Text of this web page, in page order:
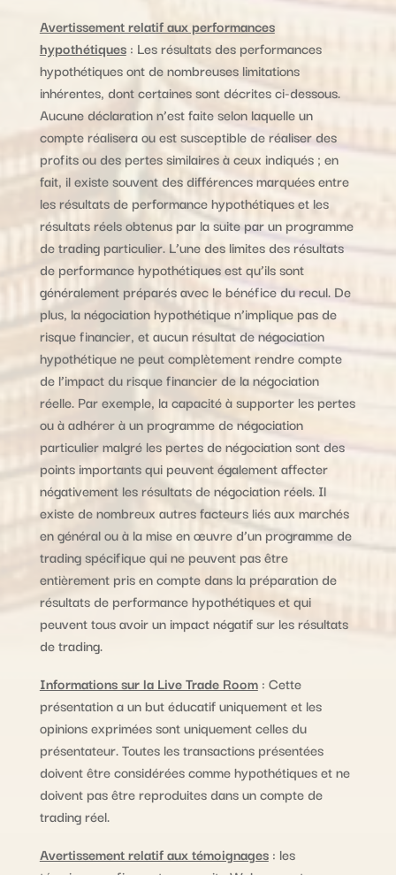
Avertissement relatif aux performances
hypothétiques: Les résultats des performances
hypothétiques ont de nombreuses limitations
inhérentes, dont certaines sont décrites ci-dessous.
Aucune déclaration n’est faite selon laquelle un
compte réalisera ou est susceptible de réaliser des
profits ou des pertes similaires à ceux indiqués ; en
fait, il existe souvent des différences marquées entre
les résultats de performance hypothétiques et les
résultats réels obtenus par la suite par un programme
de trading particulier. L’une des limites des résultats
de performance hypothétiques est qu’ils sont
généralement préparés avec le bénéfice du recul. De
plus, la négociation hypothétique n’implique pas de
risque financier, et aucun résultat de négociation
hypothétique ne peut complètement rendre compte
de l’impact du risque financier de la négociation
réelle. Par exemple, la capacité à supporter les pertes
ou à adhérer à un programme de négociation
particulier malgré les pertes de négociation sont des
points importants qui peuvent également affecter
négativement les résultats de négociation réels. Il
existe de nombreux autres facteurs liés aux marchés
en général ou à la mise en œuvre d’un programme de
trading spécifique qui ne peuvent pas être
entièrement pris en compte dans la préparation de
résultats de performance hypothétiques et qui
peuvent tous avoir un impact négatif sur les résultats
de trading.
Informations sur la Live Trade Room: Cette
présentation a un but éducatif uniquement et les
opinions exprimées sont uniquement celles du
présentateur. Toutes les transactions présentées
doivent être considérées comme hypothétiques et ne
doivent pas être reproduites dans un compte de
trading réel.
Avertissement relatif aux témoignages: les